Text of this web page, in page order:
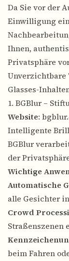
Da Sie vor der
Einwilligung
Ihnen,
Privatsphäre
Unverzichtbare
Glasses-
1. BGBlur –
Website:
Intelligente
BGBlur
der
Wichtige
Automatische
alle Gesichter
Crowd
Straßenszenen
beim Fahren